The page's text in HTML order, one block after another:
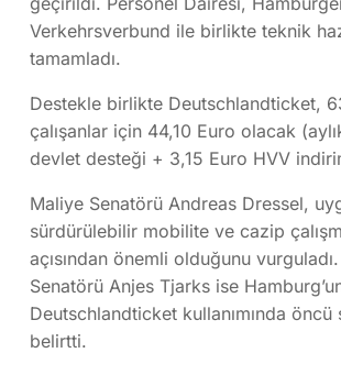
Verkehrsverbund ile birlikte teknik
tamamladı.
Destekle birlikte Deutschlandticket,
çalışanlar için 44,10 Euro olacak
devlet desteği + 3,15 Euro HVV
Maliye Senatörü Andreas Dressel,
sürdürülebilir mobilite ve cazip
açısından önemli olduğunu
Senatörü Anjes Tjarks ise
Deutschlandticket kullanımında
belirtti.